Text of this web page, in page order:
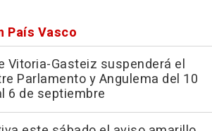
País Vasco
Vitoria-Gasteiz suspenderá el
Parlamento y Angulema del 10
6 de septiembre